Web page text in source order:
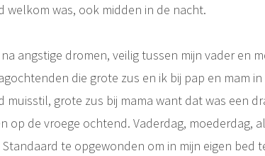
was, ook midden in de nacht.
angstige dromen, veilig tussen mijn vader en
die grote zus en ik bij pap en mam
muisstil, grote zus bij mama want dat was een
op de vroege ochtend. Vaderdag, moederdag,
te opgewonden om in mijn eigen bed